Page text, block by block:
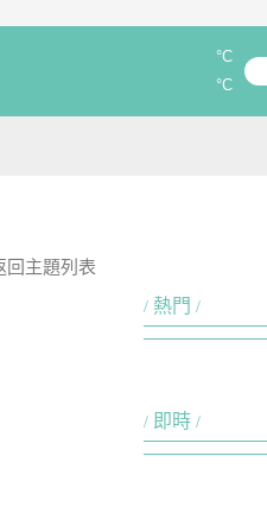
°C
°C
回主題列表
熱門
即時